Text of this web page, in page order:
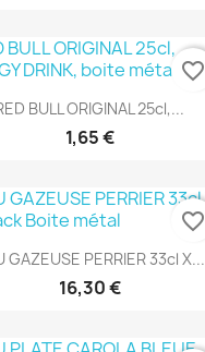
BULL ORIGINAL 25cl,...
1,65 €
favorite_border
GAZEUSE PERRIER 33cl X...
16,30 €
favorite_border